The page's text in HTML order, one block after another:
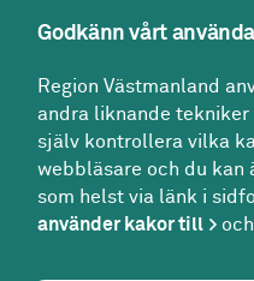
Facebook
Twitter
Youtube
Godkänn vårt
Region Västmanland
andra liknande tekniker
själv kontrollera vilka
webbläsare och du kan
som helst via länk i
använder kakor till